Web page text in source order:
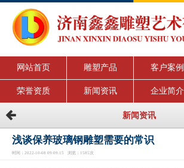
网站首页 雕塑产品 客户案例
荣誉资质 新闻资讯 企业简介
新闻资讯
浅谈保养玻璃钢雕塑需要的常识
时间：2022-10-08 09:09:15 浏览：1585次